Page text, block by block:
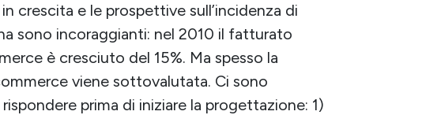
crescita e le prospettive sull’incidenza di
sono incoraggianti: nel 2010 il fatturato
è cresciuto del 15%. Ma spesso la
viene sottovalutata. Ci sono
prima di iniziare la progettazione: 1)